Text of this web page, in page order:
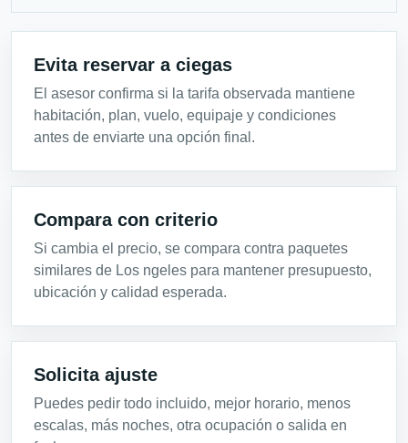
Evita reservar a ciegas
El asesor confirma si la tarifa observada mantiene
habitación, plan, vuelo, equipaje y condiciones
antes de enviarte una opción final.
Compara con criterio
Si cambia el precio, se compara contra paquetes
similares de Los ngeles para mantener presupuesto,
ubicación y calidad esperada.
Solicita ajuste
Puedes pedir todo incluido, mejor horario, menos
escalas, más noches, otra ocupación o salida en